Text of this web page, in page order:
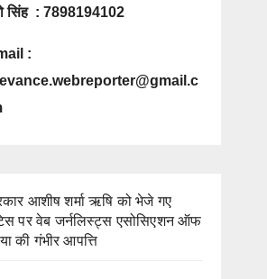
सिंह : 7898194102
:
आशीष शर्मा ऋषि को भेजे गए
पर वेब जर्नलिस्ट्स एसोसिएशन ऑफ
की गंभीर आपत्ति